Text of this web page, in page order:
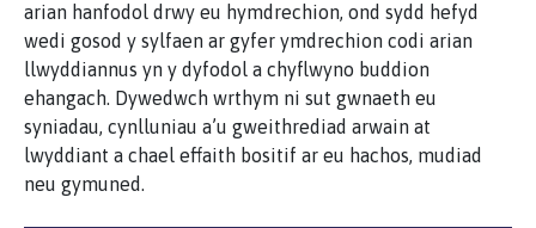
arian hanfodol drwy eu hymdrechion, ond sydd hefyd
wedi gosod y sylfaen ar gyfer ymdrechion codi arian
llwyddiannus yn y dyfodol a chyflwyno buddion
ehangach. Dywedwch wrthym ni sut gwnaeth eu
syniadau, cynlluniau a’u gweithrediad arwain at
lwyddiant a chael effaith bositif ar eu hachos, mudiad
neu gymuned.